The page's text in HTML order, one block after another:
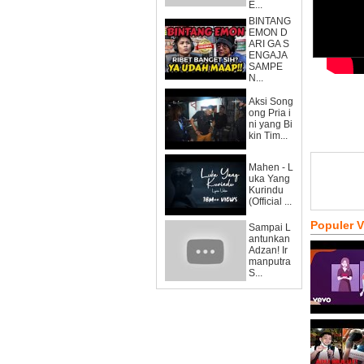
E...
BINTANG
EMON D
ARI GA S
ENGAJA
SAMPE
N...
Aksi Song
ong Pria i
ni yang Bi
kin Tim...
Mahen - L
uka Yang
Kurindu
(Official ...
Sampai L
antunkan
Adzan! Ir
manputra
S...
Populer